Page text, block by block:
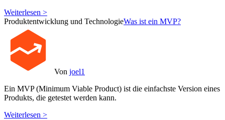
Weiterlesen >
Produktentwicklung und TechnologieWas ist ein MVP?
Von joel1
Ein MVP (Minimum Viable Product) ist die einfachste Version eines
Produkts, die getestet werden kann.
Weiterlesen >